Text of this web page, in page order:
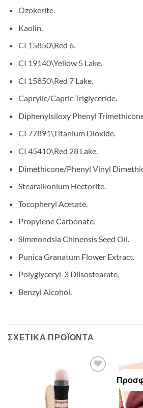
Ozokerite.
Kaolin.
CI 15850\Red 6.
CI 19140\Yellow 5 Lake.
CI 15850\Red 7 Lake.
Caprylic/Capric Triglyceride.
Diphenylsiloxy Phenyl
CI 77891\Titanium Dioxide.
CI 45410\Red 28 Lake.
Dimethicone/Phenyl Vinyl
Stearalkonium Hectorite.
Tocopheryl Acetate.
Propylene Carbonate.
Simmondsia Chinensis Seed Oil.
Punica Granatum Flower Extract.
Polyglyceryl-3 Diisostearate.
Benzyl Alcohol.
ΣΧΕΤΙΚΆ ΠΡΟΪΌΝΤΑ